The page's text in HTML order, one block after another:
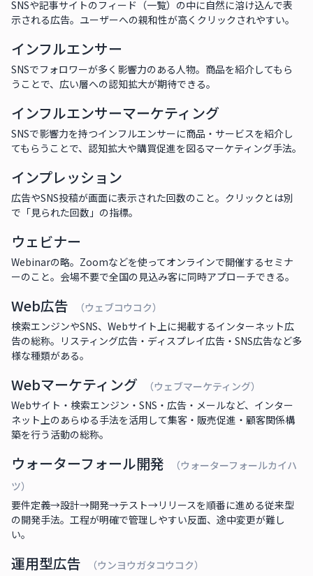
SNSや記事サイトのフィード（一覧）の中に自然に溶け込んで表
示される広告。ユーザーへの親和性が高くクリックされやすい。
インフルエンサー
SNSでフォロワーが多く影響力のある人物。商品を紹介してもら
うことで、広い層への認知拡大が期待できる。
インフルエンサーマーケティング
SNSで影響力を持つインフルエンサーに商品・サービスを紹介し
てもらうことで、認知拡大や購買促進を図るマーケティング手法。
インプレッション
広告やSNS投稿が画面に表示された回数のこと。クリックとは別
で「見られた回数」の指標。
ウェビナー
Webinarの略。Zoomなどを使ってオンラインで開催するセミナ
ーのこと。会場不要で全国の見込み客に同時アプローチできる。
Web広告
（ウェブコウコク）
検索エンジンやSNS、Webサイト上に掲載するインターネット広
告の総称。リスティング広告・ディスプレイ広告・SNS広告など多
様な種類がある。
Webマーケティング
（ウェブマーケティング）
Webサイト・検索エンジン・SNS・広告・メールなど、インター
ネット上のあらゆる手法を活用して集客・販売促進・顧客関係構
築を行う活動の総称。
ウォーターフォール開発
（ウォーターフォールカイハ
ツ）
要件定義→設計→開発→テスト→リリースを順番に進める従来型
の開発手法。工程が明確で管理しやすい反面、途中変更が難し
い。
運用型広告
（ウンヨウガタコウコク）